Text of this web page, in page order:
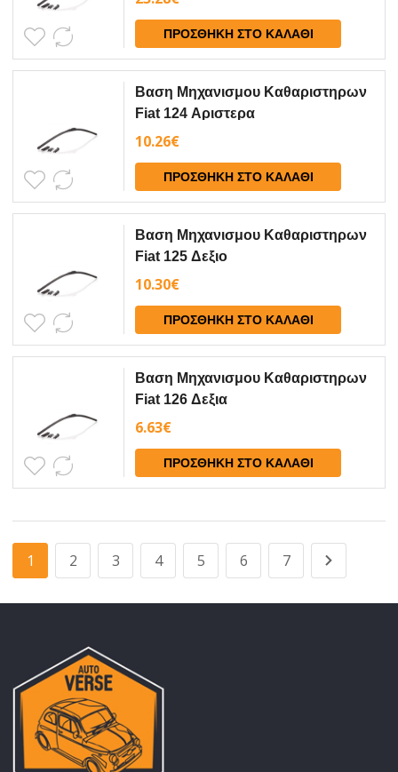
ΠΡΟΣΘΉΚΗ ΣΤΟ ΚΑΛΆΘΙ
Βαση Μηχανισμου Καθαριστηρων
Fiat 124 Αριστερα
10.26€
ΠΡΟΣΘΉΚΗ ΣΤΟ ΚΑΛΆΘΙ
Βαση Μηχανισμου Καθαριστηρων
Fiat 125 Δεξιο
10.30€
ΠΡΟΣΘΉΚΗ ΣΤΟ ΚΑΛΆΘΙ
Βαση Μηχανισμου Καθαριστηρων
Fiat 126 Δεξια
6.63€
ΠΡΟΣΘΉΚΗ ΣΤΟ ΚΑΛΆΘΙ
1 2 3 4 5 6 7